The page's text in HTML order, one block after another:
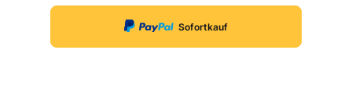
Sofortkauf